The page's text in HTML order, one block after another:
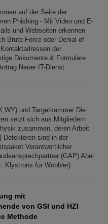
auf der Seite der
Phishing - Mit Video und E-
und Webseiten erkennen
Brute-Force oder Denial-of
der
Dokumente & Formulare
Neuer IT-Dienst
und Targetkammer Die
setzt sich aus Mitgliedern
zusammen, deren Arbeit
Detektoren sind in der
Verantwortlicher
(GAP) Abel
Klystrons für Wobbler)
mit
von GSI und HZI
Methode